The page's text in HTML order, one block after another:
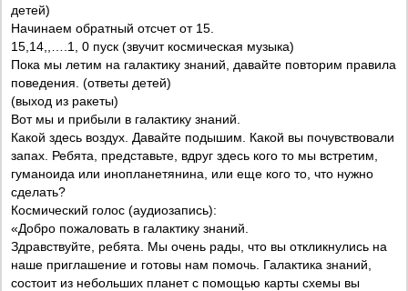
детей)
Начинаем обратный отсчет от 15.
15,14,,….1, 0 пуск (звучит космическая музыка)
Пока мы летим на галактику знаний, давайте повторим правила
поведения. (ответы детей)
(выход из ракеты)
Вот мы и прибыли в галактику знаний.
Какой здесь воздух. Давайте подышим. Какой вы почувствовали
запах. Ребята, представьте, вдруг здесь кого то мы встретим,
гуманоида или инопланетянина, или еще кого то, что нужно
сделать?
Космический голос (аудиозапись):
«Добро пожаловать в галактику знаний.
Здравствуйте, ребята. Мы очень рады, что вы откликнулись на
наше приглашение и готовы нам помочь. Галактика знаний,
состоит из небольших планет с помощью карты схемы вы